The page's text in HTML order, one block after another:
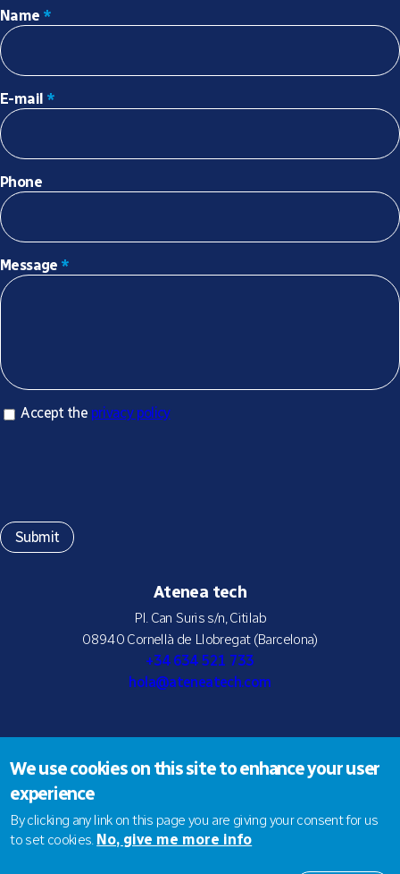
Atenea tech
Pl. Can Suris s/n, Citilab
08940 Cornellà de Llobregat (Barcelona)
+34 634 521 733
hola@ateneatech.com
Suscríbete a nuestra newsletter
Name *
E-mail *
Phone
Message *
Accept privacy policy*
Accept the privacy policy
© 2026 Atenea tech SLNE |
We use cookies on this site to enhance your user
experience
By clicking any link on this page you are giving your consent for us
to set cookies. No, give me more info